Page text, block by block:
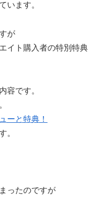
います。
が
イト購入者の特別特典
容です。
ーと特典！
。
ったのですが